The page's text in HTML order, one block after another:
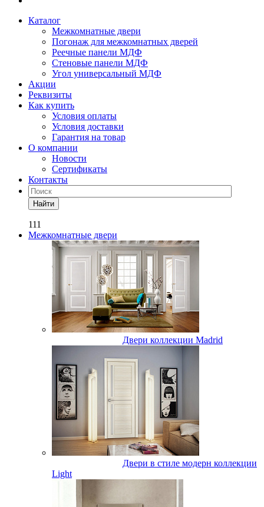
Каталог
Межкомнатные двери
Погонаж для межкомнатных дверей
Реечные панели МДФ
Стеновые панели МДФ
Угол универсальный МДФ
Акции
Реквизиты
Как купить
Условия оплаты
Условия доставки
Гарантия на товар
О компании
Новости
Сертификаты
Контакты
Найти
111
Межкомнатные двери
Двери коллекции Madrid
Двери в стиле модерн коллекции
Light